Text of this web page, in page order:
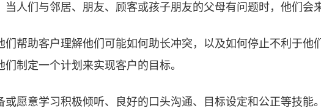
人们与邻居、朋友、顾客或孩子朋友的父母有问题时，他们会
帮助客户理解他们可能如何助长冲突，以及如何停止不利于他
制定一个计划来实现客户的目标。
愿意学习积极倾听、良好的口头沟通、目标设定和公正等技能